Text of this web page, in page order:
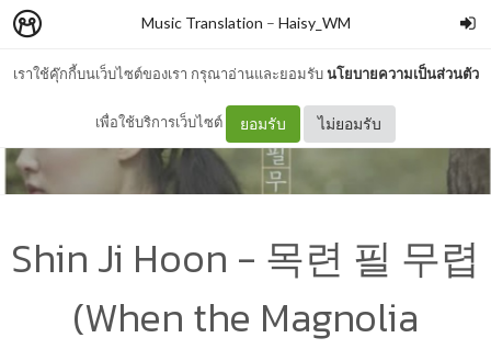
เราใช้คุ๊กกี้บนเว็บไซต์ของเรา กรุณาอ่านและยอมรับนโยบายความเป็นส่วนตัว
เพื่อใช้บริการเว็บไซต์ ยอมรับ ไม่ยอมรับ
Music Translation – Haisy_WM
Shin Ji Hoon - 목련 필 무렵
(When the Magnolia